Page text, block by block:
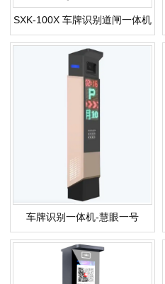
SXK-100X 车牌识别道闸一体机
车牌识别一体机-慧眼一号